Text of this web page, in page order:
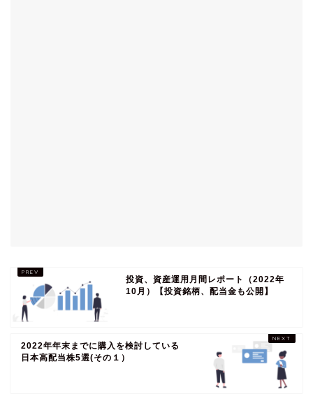
投資、資産運用月間レポート（2022年
10月）【投資銘柄、配当金も公開】
2022年年末までに購入を検討している
日本高配当株5選(その１）